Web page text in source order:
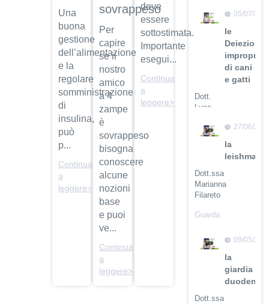
Una
buona
gestione
dell’alimentazione
e la
regolare
somministrazione
di
insulina,
può
p...
Continua
a
leggere>
sovrappeso
Per
capire
se il
nostro
amico
a 4
zampe
è
sovrappeso
bisogna
conoscere
alcune
nozioni
base
e puoi
ve...
Continua
a
leggere>
deve
essere
sottostimata.
Importante
esegui...
Continua
a
leggere>
05/07/
le
Deiezioni
improprie
di cani
e gatti
Dott.
Luca
Guarda
27/06/
la
Dott.ssa
Marianna
Filareto
Guarda
09/05/
la
giardia
Dott.ssa